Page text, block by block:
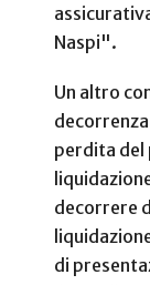
Naspi".
Un altro
perdita del
decorrere
di